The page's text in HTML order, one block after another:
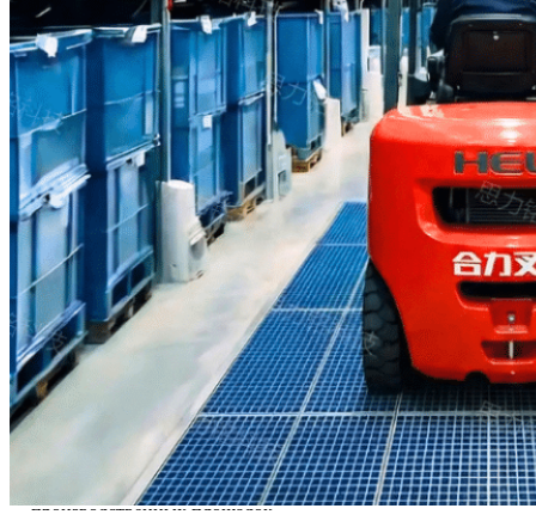
и автономные транспортные
средства (AGV), специально
разработанные щетки
соприкасаются со всей
поверхностью шин, удаляя
грязь и мусор со всех сторон.
Система, полностью
автономная, работает
непрерывно, 24 часа в сутки, 7
дней в неделю, без
подключения к внешнему
источнику питания.
Задерживая загрязняющие
частицы на входе, система
обеспечивает защиту чистых
помещений и
производственных площадок,